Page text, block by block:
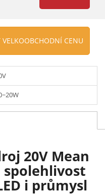
VELKOOBCHODNÍ CENU
20V Mean
spolehlivost
i průmysl